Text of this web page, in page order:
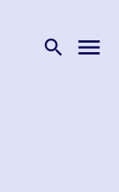
search menu